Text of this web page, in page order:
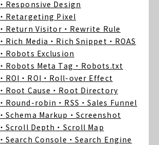
・Responsive Design
・Retargeting Pixel
・Return Visitor ・Rewrite Rule
・Rich Media ・Rich Snippet ・ROAS
・Robots Exclusion
・Robots Meta Tag ・Robots.txt
・ROI ・ROI ・Roll-over Effect
・Root Cause ・Root Directory
・Round-robin ・RSS ・Sales Funnel
・Schema Markup ・Screenshot
・Scroll Depth ・Scroll Map
・Search Console ・Search Engine